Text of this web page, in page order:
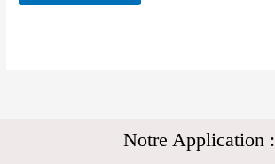
Notre Application :